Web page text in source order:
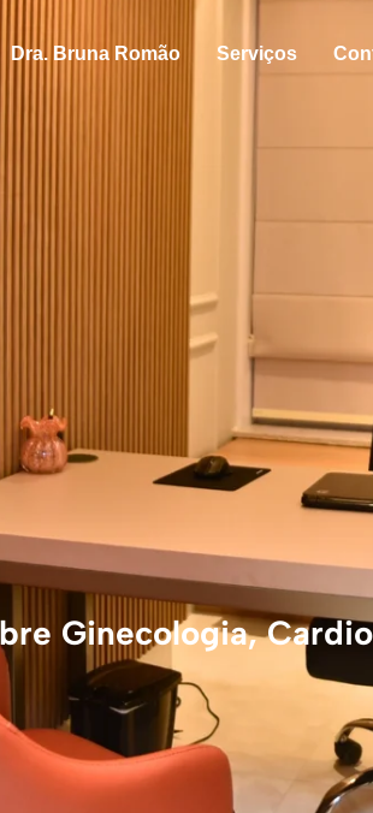
Dra. Bruna Romão Serviços
Ginecologia,